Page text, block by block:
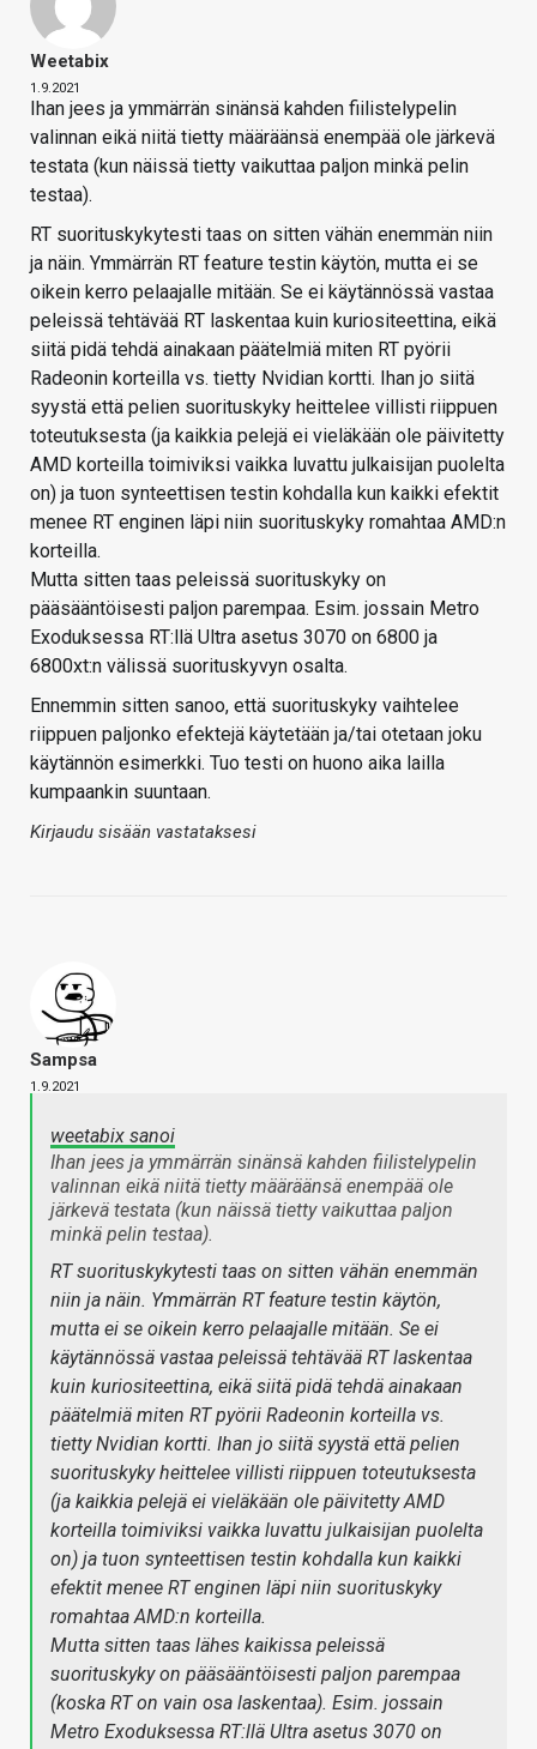
Weetabix
1.9.2021
Ihan jees ja ymmärrän sinänsä kahden fiilistelypelin
valinnan eikä niitä tietty määräänsä enempää ole järkevä
testata (kun näissä tietty vaikuttaa paljon minkä pelin
testaa).
RT suorituskykytesti taas on sitten vähän enemmän niin
ja näin. Ymmärrän RT feature testin käytön, mutta ei se
oikein kerro pelaajalle mitään. Se ei käytännössä vastaa
peleissä tehtävää RT laskentaa kuin kuriositeettina, eikä
siitä pidä tehdä ainakaan päätelmiä miten RT pyörii
Radeonin korteilla vs. tietty Nvidian kortti. Ihan jo siitä
syystä että pelien suorituskyky heittelee villisti riippuen
toteutuksesta (ja kaikkia pelejä ei vieläkään ole päivitetty
AMD korteilla toimiviksi vaikka luvattu julkaisijan puolelta
on) ja tuon synteettisen testin kohdalla kun kaikki efektit
menee RT enginen läpi niin suorituskyky romahtaa AMD:n
korteilla.
Mutta sitten taas peleissä suorituskyky on
pääsääntöisesti paljon parempaa. Esim. jossain Metro
Exoduksessa RT:llä Ultra asetus 3070 on 6800 ja
6800xt:n välissä suorituskyvyn osalta.
Ennemmin sitten sanoo, että suorituskyky vaihtelee
riippuen paljonko efektejä käytetään ja/tai otetaan joku
käytännön esimerkki. Tuo testi on huono aika lailla
kumpaankin suuntaan.
Kirjaudu sisään vastataksesi
Sampsa
1.9.2021
weetabix sanoi
Ihan jees ja ymmärrän sinänsä kahden fiilistelypelin
valinnan eikä niitä tietty määräänsä enempää ole
järkevä testata (kun näissä tietty vaikuttaa paljon
minkä pelin testaa).
RT suorituskykytesti taas on sitten vähän enemmän
niin ja näin. Ymmärrän RT feature testin käytön,
mutta ei se oikein kerro pelaajalle mitään. Se ei
käytännössä vastaa peleissä tehtävää RT laskentaa
kuin kuriositeettina, eikä siitä pidä tehdä ainakaan
päätelmiä miten RT pyörii Radeonin korteilla vs.
tietty Nvidian kortti. Ihan jo siitä syystä että pelien
suorituskyky heittelee villisti riippuen toteutuksesta
(ja kaikkia pelejä ei vieläkään ole päivitetty AMD
korteilla toimiviksi vaikka luvattu julkaisijan puolelta
on) ja tuon synteettisen testin kohdalla kun kaikki
efektit menee RT enginen läpi niin suorituskyky
romahtaa AMD:n korteilla.
Mutta sitten taas lähes kaikissa peleissä
suorituskyky on pääsääntöisesti paljon parempaa
(koska RT on vain osa laskentaa). Esim. jossain
Metro Exoduksessa RT:llä Ultra asetus 3070 on